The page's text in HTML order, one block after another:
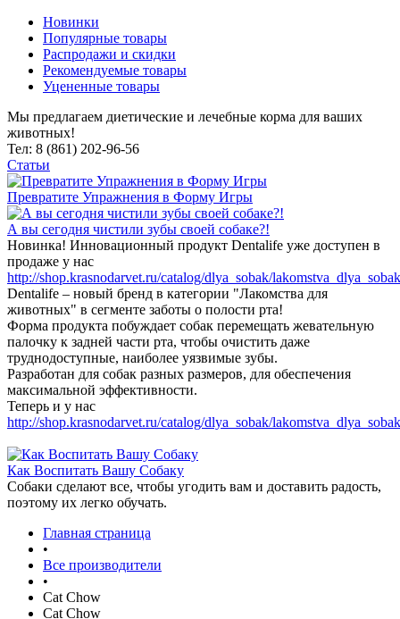
Новинки
Популярные товары
Распродажи и скидки
Рекомендуемые товары
Уцененные товары
Мы предлагаем диетические и лечебные корма для ваших
животных!
Тел: 8 (861) 202-96-56
Статьи
Превратите Упражнения в Форму Игры
А вы сегодня чистили зубы своей собаке?!
Новинка! Инновационный продукт Dentalife уже доступен в
продаже у нас
http://shop.krasnodarvet.ru/catalog/dlya_sobak/
Dentalife – новый бренд в категории "Лакомства для
животных" в сегменте заботы о полости рта!
Форма продукта побуждает собак перемещать жевательную
палочку к задней части рта, чтобы очистить даже
труднодоступные, наиболее уязвимые зубы.
Разработан для собак разных размеров, для обеспечения
максимальной эффективности.
Теперь и у нас
http://shop.krasnodarvet.ru/catalog/dlya_sobak/
Как Воспитать Вашу Собаку
Собаки сделают все, чтобы угодить вам и доставить радость,
поэтому их легко обучать.
Главная страница
•
Все производители
•
Cat Chow
Cat Chow